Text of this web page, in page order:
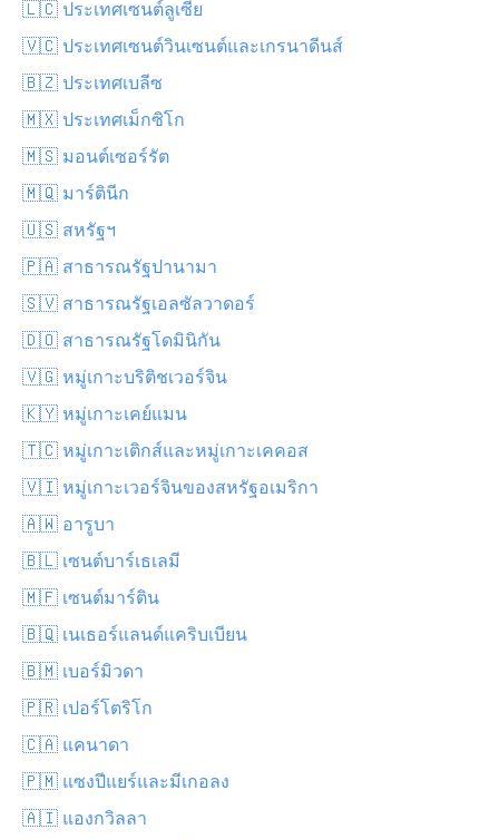
🇱🇨 ประเทศเซนต์ลูเซีย
🇻🇨 ประเทศเซนต์วินเซนต์และเกรนาดีนส์
🇧🇿 ประเทศเบลีซ
🇲🇽 ประเทศเม็กซิโก
🇲🇸 มอนต์เซอร์รัต
🇲🇶 มาร์ตินีก
🇺🇸 สหรัฐฯ
🇵🇦 สาธารณรัฐปานามา
🇸🇻 สาธารณรัฐเอลซัลวาดอร์
🇩🇴 สาธารณรัฐโดมินิกัน
🇻🇬 หมู่เกาะบริติชเวอร์จิน
🇰🇾 หมู่เกาะเคย์แมน
🇹🇨 หมู่เกาะเติกส์และหมู่เกาะเคคอส
🇻🇮 หมู่เกาะเวอร์จินของสหรัฐอเมริกา
🇦🇼 อารูบา
🇧🇱 เซนต์บาร์เธเลมี
🇲🇫 เซนต์มาร์ติน
🇧🇶 เนเธอร์แลนด์แคริบเบียน
🇧🇲 เบอร์มิวดา
🇵🇷 เปอร์โตริโก
🇨🇦 แคนาดา
🇵🇲 แซงปีแยร์และมีเกอลง
🇦🇮 แองกวิลลา